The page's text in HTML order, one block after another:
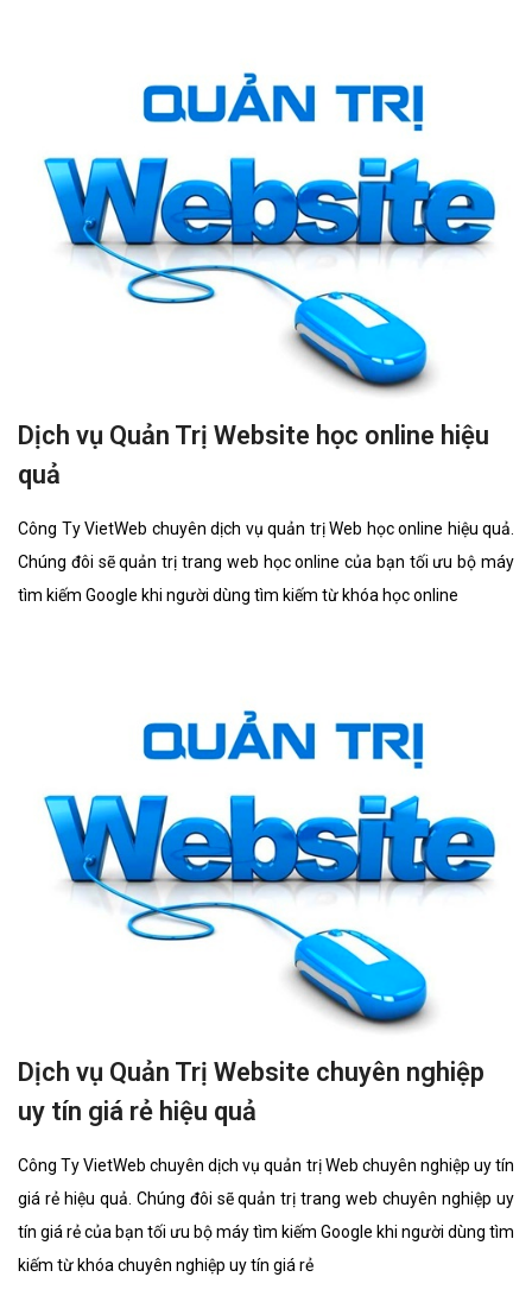
Dịch vụ Quản Trị Website học online hiệu
quả
Công Ty VietWeb chuyên dịch vụ quản trị Web học online hiệu quả.
Chúng đôi sẽ quản trị trang web học online của bạn tối ưu bộ máy
tìm kiếm Google khi người dùng tìm kiếm từ khóa học online
Dịch vụ Quản Trị Website chuyên nghiệp
uy tín giá rẻ hiệu quả
Công Ty VietWeb chuyên dịch vụ quản trị Web chuyên nghiệp uy tín
giá rẻ hiệu quả. Chúng đôi sẽ quản trị trang web chuyên nghiệp uy
tín giá rẻ của bạn tối ưu bộ máy tìm kiếm Google khi người dùng tìm
kiếm từ khóa chuyên nghiệp uy tín giá rẻ